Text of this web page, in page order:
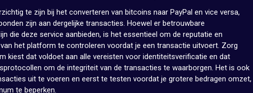
te zijn bij het converteren van bitcoins naar PayPal en vice versa,
zijn aan dergelijke transacties. Hoewel er betrouwbare
die deze service aanbieden, is het essentieel om de reputatie en
het platform te controleren voordat je een transactie uitvoert. Zorg
kiest dat voldoet aan alle vereisten voor identiteitsverificatie en dat
om de integriteit van de transacties te waarborgen. Het is ook
uit te voeren en eerst te testen voordat je grotere bedragen omzet,
te beperken.